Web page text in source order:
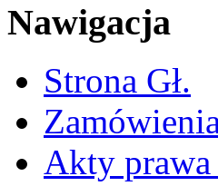
Nawigacja
Strona Gł.
Akty